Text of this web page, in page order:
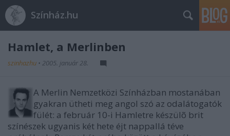
Színház.hu
Hamlet, a Merlinben
szinhazhu • 2005. január 28.
A Merlin Nemzetközi Színházban mostanában
gyakran ütheti meg angol szó az odalátogatók
fülét: a február 10-i Hamletre készülõ brit
színészek ugyanis két hete éjt nappallá téve